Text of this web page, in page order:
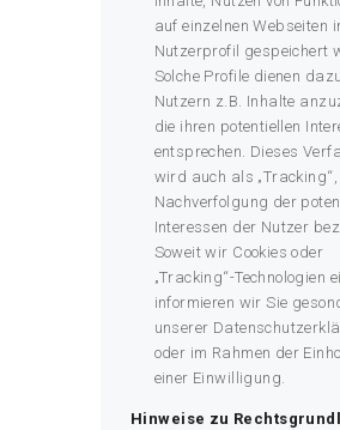
auf einzelnen Webseiten
Nutzerprofil gespeichert
Solche Profile dienen
Nutzern z.B. Inhalte
die ihren potentiellen
entsprechen. Dieses
wird auch als „Tracking“,
Nachverfolgung der
Interessen der Nutzer
Soweit wir Cookies oder
„Tracking“-Technologien
informieren wir Sie
unserer
oder im Rahmen der
einer Einwilligung.
Hinweise zu